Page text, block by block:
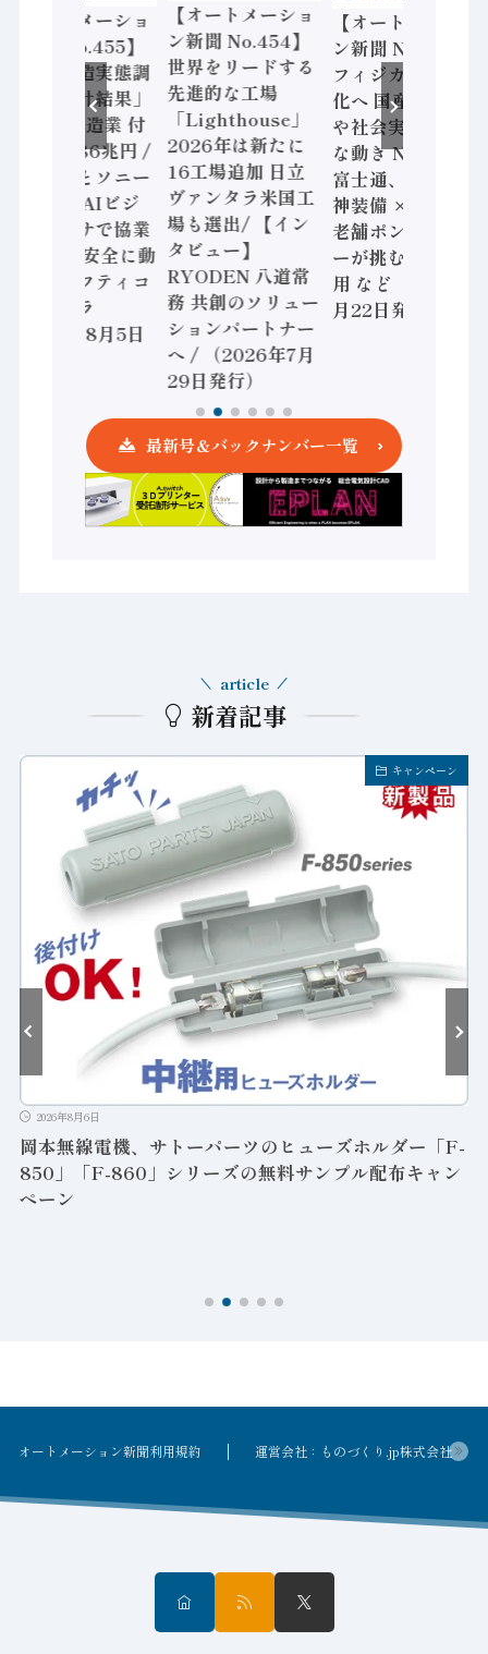
【オートメーショ
ン新聞 No.454】
世界をリードする
先進的な工場
「Lighthouse」
2026年は新たに
16工場追加 日立
ヴァンタラ米国工
場も選出/ 【イン
タビュー】
RYODEN 八道常
務 共創のソリュー
ションパートナー
へ / （2026年7月
【オートメーショ
ン新聞 No.453】
フィジカルAI本格
化へ 国産AI開発
や社会実装に活発
な動き Noetra、
富士通、日立 / 兵
神装備 × HMS、
老舗ポンプメーカ
ーが挑むデータ活
用 など（2026年7
月22日発行）
【オートメ
ン新聞
ロックウェ
マートマニ
クチャリン
書2026」、
はスピード
題 / パナソ
インダスト
モーション
化 / オムロ
安全設計支
最新号＆バックナンバー一覧
新着記事
article
キャンペーン
ーズホルダー「F-
プル配布キャン
オートメーション新聞利用規約 運営会社：ものづくり.jp株式会社